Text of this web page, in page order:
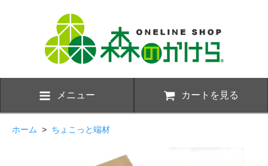
メニュー カートを見る
ホーム > ちょこっと端材